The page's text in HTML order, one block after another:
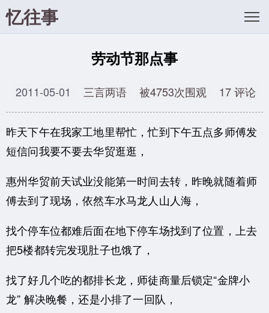
忆往事
劳动节那点事
2011-05-01 三言两语 被4753次围观 17 评论
昨天下午在我家工地里帮忙，忙到下午五点多师傅发
短信问我要不要去华贸逛逛，
惠州华贸前天试业没能第一时间去转，昨晚就随着师
傅去到了现场，依然车水马龙人山人海，
找个停车位都难后面在地下停车场找到了位置，上去
把5楼都转完发现肚子也饿了，
找了好几个吃的都排长龙，师徒商量后锁定“金牌小
龙” 解决晚餐，还是小排了一回队，